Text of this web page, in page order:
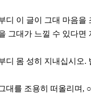
디 이 글이 그대 마음을
그대가 느낄 수 있다면
디 몸 성히 지내십시오.
대를 조용히 떠올리며,